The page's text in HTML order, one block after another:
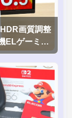
画質調整
ELゲーミン